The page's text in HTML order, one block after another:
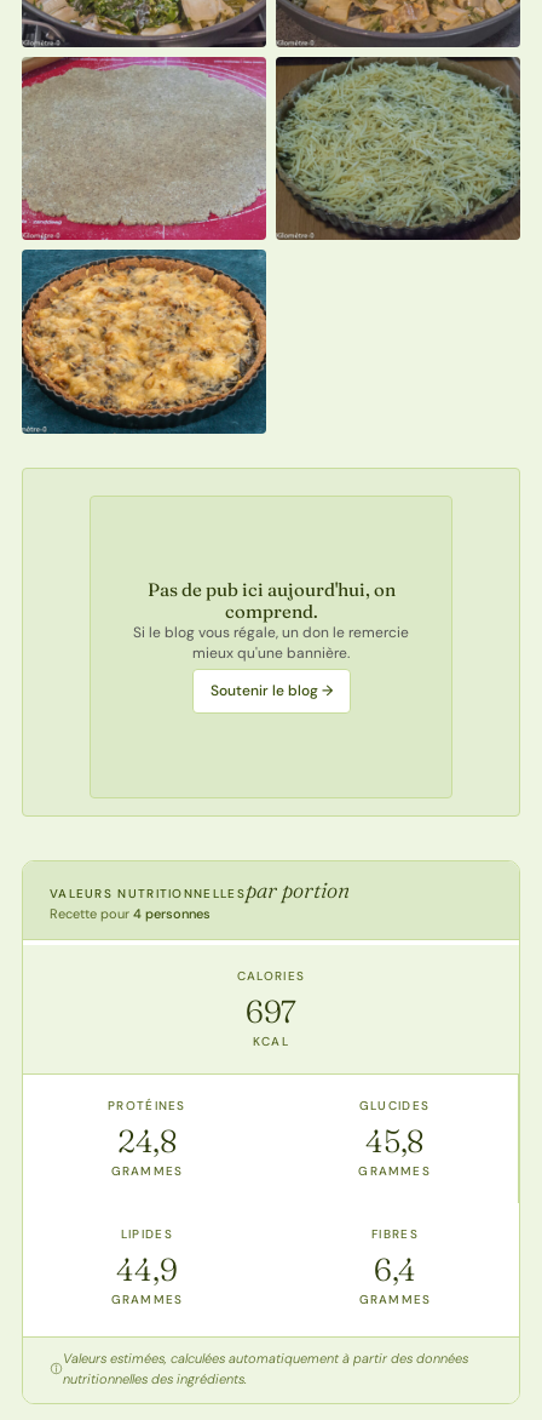
Pas de pub ici aujourd'hui, on
comprend.
Si le blog vous régale, un don le remercie
mieux qu'une bannière.
Soutenir le blog →
VALEURS NUTRITIONNELLESpar portion
Recette pour 4 personnes
CALORIES
697
KCAL
PROTÉINES
24,8
GRAMMES
GLUCIDES
45,8
GRAMMES
LIPIDES
44,9
GRAMMES
FIBRES
6,4
GRAMMES
Valeurs estimées, calculées automatiquement à partir des données
nutritionnelles des ingrédients.